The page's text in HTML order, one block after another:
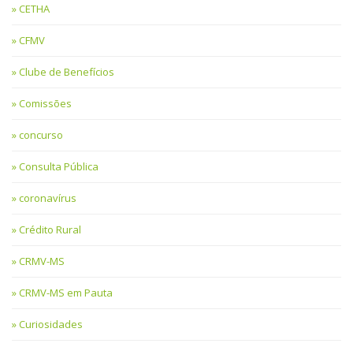
CETHA
CFMV
Clube de Benefícios
Comissões
concurso
Consulta Pública
coronavírus
Crédito Rural
CRMV-MS
CRMV-MS em Pauta
Curiosidades